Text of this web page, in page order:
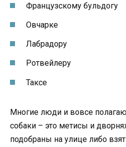
Французскому бульдогу
Овчарке
Лабрадору
Ротвейлеру
Таксе
Многие люди и вовсе
собаки – это метисы и
подобраны на улице либо